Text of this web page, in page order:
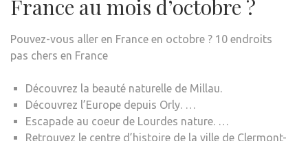
France au mois d’octobre ?
Pouvez-vous aller en France en octobre ? 10 endroits
pas chers en France
Découvrez la beauté naturelle de Millau.
Découvrez l’Europe depuis Orly. …
Escapade au coeur de Lourdes nature. …
Retrouvez le centre d’histoire de la ville de Clermont-